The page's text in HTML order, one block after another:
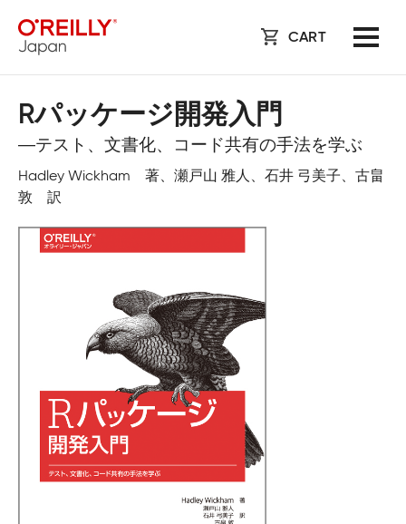
CART
Rパッケージ開発入門
―テスト、文書化、コード共有の手法を学ぶ
Hadley Wickham 著、瀬戸山 雅人、石井 弓美子、古畠
敦 訳